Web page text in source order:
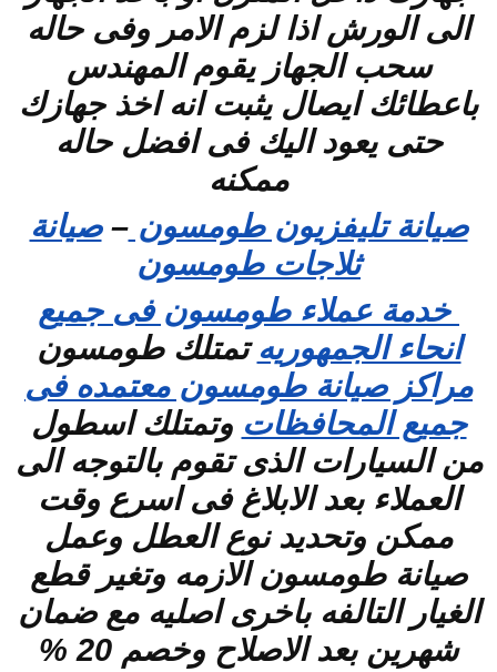
الى الورش اذا لزم الامر وفى حاله
سحب الجهاز يقوم المهندس
باعطائك ايصال يثبت انه اخذ جهازك
حتى يعود اليك فى افضل حاله
ممكنه
صيانة تليفزيون طومسون–صيانة
ثلاجات طومسون
خدمة عملاء طومسون فى جميع
انحاء الجمهوريه تمتلك طومسون
مراكز صيانة طومسون معتمده فى
جميع المحافظات وتمتلك اسطول
من السيارات الذى تقوم بالتوجه الى
العملاء بعد الابلاغ فى اسرع وقت
ممكن وتحديد نوع العطل وعمل
صيانة طومسون الازمه وتغير قطع
الغيار التالفه باخرى اصليه مع ضمان
شهرين بعد الاصلاح وخصم 20 %